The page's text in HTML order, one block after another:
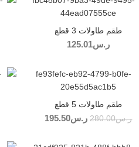
طقم طاولات 3 قطع
ر.س125.01
طقم طاولات 5 قطع
ر.س280.00
السعر الأصلي
ر.س195.50